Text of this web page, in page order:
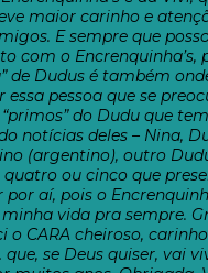
maior carinho e
E sempre que
com o Encrenquinha’s,
de Dudus é também
essa pessoa que se
do Dudu que
notícias deles – Nina,
(argentino), outro
ou cinco que
aí, pois o
vida pra sempre.
o CARA cheiroso,
que, se Deus quiser, vai